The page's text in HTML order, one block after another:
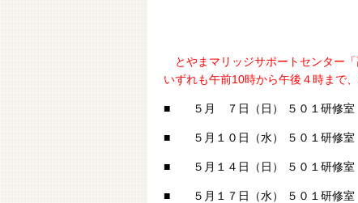
とやまマリッジサポートセンター
いずれも午前10時から午後４時まで
■ ５月 ７日（日） ５０１研修室
■ ５月１０日（水） ５０１研修室
■ ５月１４日（日） ５０１研修室
■ ５月１７日（水） ５０１研修室